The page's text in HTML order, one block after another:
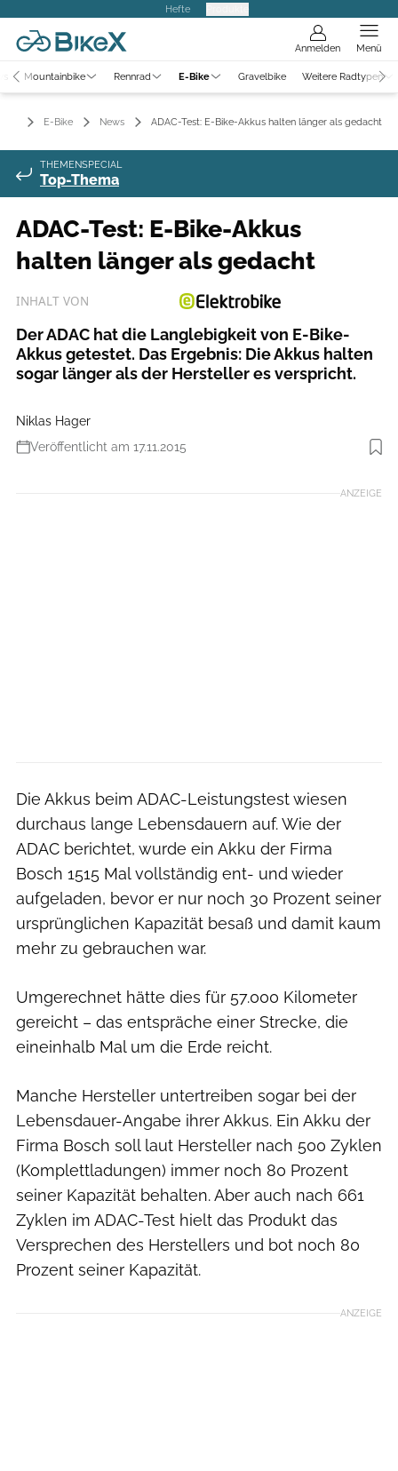
Hefte
Anmelden Menü
Mountainbike Rennrad E-Bike Gravelbike Weitere Radtypen
E-Bike News ADAC-Test: E-Bike-Akkus halten länger als gedacht
THEMENSPECIAL
Top-Thema
ADAC-Test: E-Bike-Akkus
halten länger als gedacht
INHALT VON
Der ADAC hat die Langlebigkeit von E-Bike-
Akkus getestet. Das Ergebnis: Die Akkus halten
sogar länger als der Hersteller es verspricht.
Niklas Hager
Veröffentlicht am 17.11.2015
Foto: ADAC
ANZEIGE
Die Akkus beim ADAC-Leistungstest wiesen
durchaus lange Lebensdauern auf. Wie der
ADAC berichtet, wurde ein Akku der Firma
Bosch 1515 Mal vollständig ent- und wieder
aufgeladen, bevor er nur noch 30 Prozent seiner
ursprünglichen Kapazität besaß und damit kaum
mehr zu gebrauchen war.
Umgerechnet hätte dies für 57.000 Kilometer
gereicht – das entspräche einer Strecke, die
eineinhalb Mal um die Erde reicht.
Manche Hersteller untertreiben sogar bei der
Lebensdauer-Angabe ihrer Akkus. Ein Akku der
Firma Bosch soll laut Hersteller nach 500 Zyklen
(Komplettladungen) immer noch 80 Prozent
seiner Kapazität behalten. Aber auch nach 661
Zyklen im ADAC-Test hielt das Produkt das
Versprechen des Herstellers und bot noch 80
Prozent seiner Kapazität.
ANZEIGE